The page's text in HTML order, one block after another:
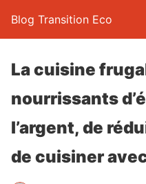
Blog Transition Eco
La cuisine
nourrissants
l’argent, de
de cuisiner